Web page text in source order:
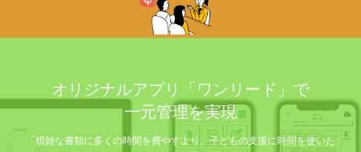
オリジナルアプリ「ワンリード」で
一元管理を実現
「煩雑な書類に多くの時間を費やすより、子どもの支援に時間を使いた